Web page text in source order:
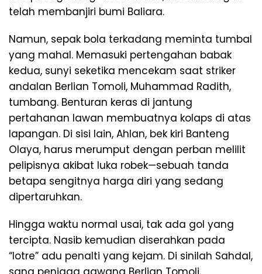
telah membanjiri bumi Baliara.
​Namun, sepak bola terkadang meminta tumbal
yang mahal. Memasuki pertengahan babak
kedua, sunyi seketika mencekam saat striker
andalan Berlian Tomoli, Muhammad Radith,
tumbang. Benturan keras di jantung
pertahanan lawan membuatnya kolaps di atas
lapangan. Di sisi lain, Ahlan, bek kiri Banteng
Olaya, harus merumput dengan perban melilit
pelipisnya akibat luka robek—sebuah tanda
betapa sengitnya harga diri yang sedang
dipertaruhkan.
​Hingga waktu normal usai, tak ada gol yang
tercipta. Nasib kemudian diserahkan pada
“lotre” adu penalti yang kejam. Di sinilah Sahdal,